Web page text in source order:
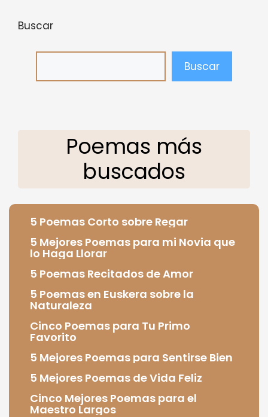
Buscar
Buscar
Poemas más
buscados
5 Poemas Corto sobre Regar
5 Mejores Poemas para mi Novia que
lo Haga Llorar
5 Poemas Recitados de Amor
5 Poemas en Euskera sobre la
Naturaleza
Cinco Poemas para Tu Primo
Favorito
5 Mejores Poemas para Sentirse Bien
5 Mejores Poemas de Vida Feliz
Cinco Mejores Poemas para el
Maestro Largos